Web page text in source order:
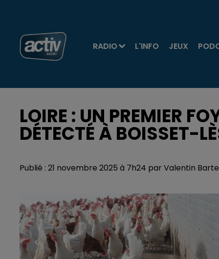
RADIO L'INFO JEUX
LOIRE : UN PREMIER
DÉTECTÉ À BOISSET-
Publié : 21 novembre 2025 à 7h24 par Valentin